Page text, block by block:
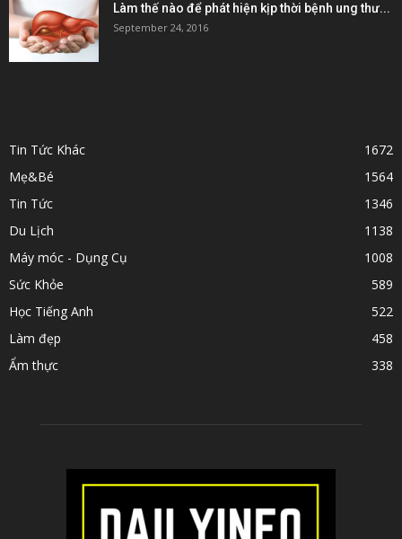
Làm thế nào để phát hiện kịp thời bệnh ung thư...
September 24, 2016
Tin Tức Khác
1672
Mẹ&Bé
1564
Tin Tức
1346
Du Lịch
1138
Máy móc - Dụng Cụ
1008
Sức Khỏe
589
Học Tiếng Anh
522
Làm đẹp
458
Ẩm thực
338